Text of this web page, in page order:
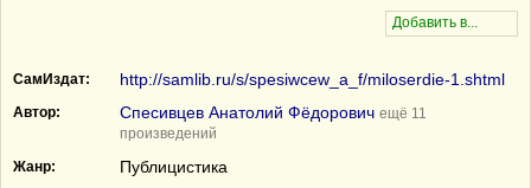
СамИздат: http://samlib.ru/s/spesiwcew_a_f/miloserdie-1.shtml
Автор: Спесивцев Анатолий Фёдорович ещё 11
произведений
Жанр:
Публицистика